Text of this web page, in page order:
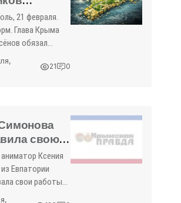
на
в
в течение
-
21 февраля.
Глава Крыма
обязал
на
21 0
свою
в
-
Крыма»
Ксения
Евпатории
свои работы в
церемонии